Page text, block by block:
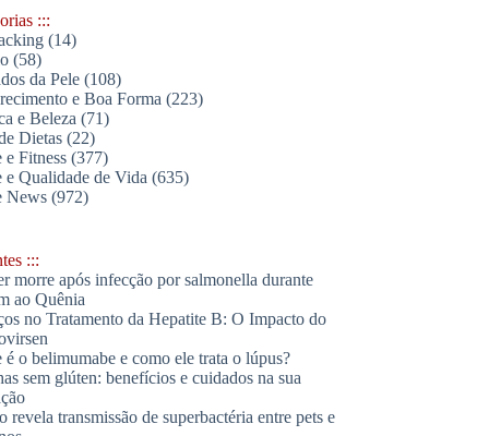
:::
(14)
(58)
da Pele(108)
e Boa Forma (223)
e Beleza (71)
Dietas(22)
e Fitness(377)
e Qualidade de Vida (635)
News(972)
:::
morre após infecção por salmonella durante
ao Quênia
no Tratamento da Hepatite B: O Impacto do
é o belimumabe e como ele trata o lúpus?
sem glúten: benefícios e cuidados na sua
revela transmissão de superbactéria entre pets e